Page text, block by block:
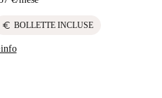
euro BOLLETTE INCLUSE